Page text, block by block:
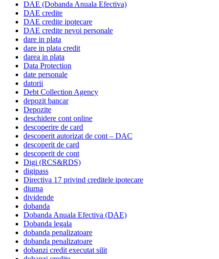
DAE (Dobanda Anuala Efectiva)
DAE credite
DAE credite ipotecare
DAE credite nevoi personale
dare in plata
dare in plata credit
darea in plata
Data Protection
date personale
datorii
Debt Collection Agency
depozit bancar
Depozite
deschidere cont online
descoperire de card
descoperit autorizat de cont – DAC
descoperit de card
descoperit de cont
Digi (RCS&RDS)
digipass
Directiva 17 privind creditele ipotecare
diurna
dividende
dobanda
Dobanda Anuala Efectiva (DAE)
Dobanda legala
dobanda penalizatoare
dobanda penalizatoare
dobanzi credit executat silit